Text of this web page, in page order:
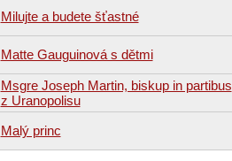
Milujte a budete šťastné
Matte Gauguinová s dětmi
Msgre Joseph Martin, biskup in partibus
z Uranopolisu
Malý princ